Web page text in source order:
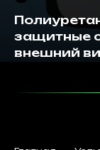
защитные
внешний